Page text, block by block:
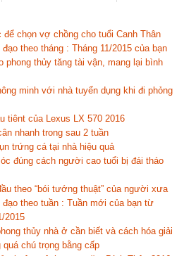
chọn vợ chồng cho tuổi Canh Thân
theo tháng : Tháng 11/2015 của bạn
phong thủy tăng tài vận, mang lại bình
minh với nhà tuyển dụng khi đi phỏng
tiênt của Lexus LX 570 2016
nhanh trong sau 2 tuần
trứng cá tại nhà hiệu quả
đúng cách người cao tuổi bị đái tháo
theo “bói tướng thuật” của người xưa
theo tuần : Tuần mới của bạn từ
2015
thủy nhà ở cần biết và cách hóa giải
chú trọng bằng cấp